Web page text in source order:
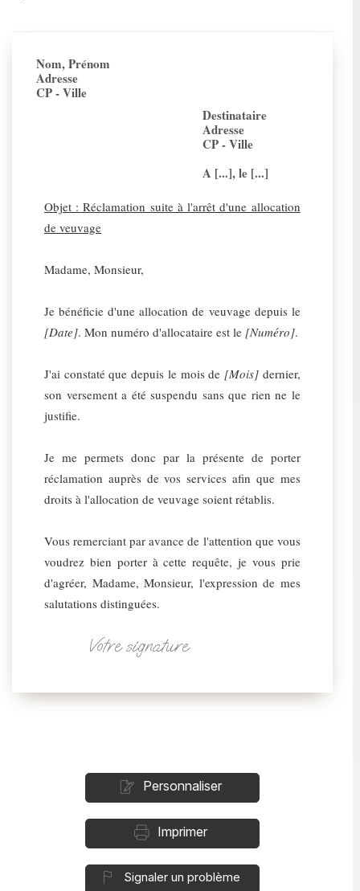
Nom, Prénom
Adresse
CP - Ville
Destinataire
Adresse
CP - Ville
A [...], le [...]
Objet : Réclamation suite à l'arrêt d'une allocation
de veuvage
Madame, Monsieur,
Je bénéficie d'une allocation de veuvage depuis le
[Date]. Mon numéro d'allocataire est le [Numéro].
J'ai constaté que depuis le mois de [Mois] dernier,
son versement a été suspendu sans que rien ne le
justifie.
Je me permets donc par la présente de porter
réclamation auprès de vos services afin que mes
droits à l'allocation de veuvage soient rétablis.
Vous remerciant par avance de l'attention que vous
voudrez bien porter à cette requête, je vous prie
d'agréer, Madame, Monsieur, l'expression de mes
salutations distinguées.
Votre signature
Personnaliser
Imprimer
Signaler un problème